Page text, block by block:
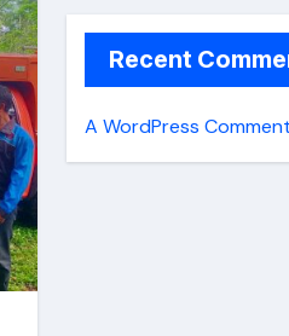
Recent
A WordPress